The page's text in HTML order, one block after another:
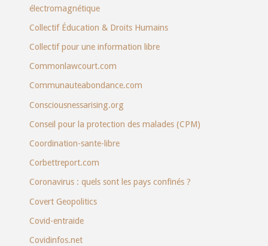
électromagnétique
Collectif Éducation & Droits Humains
Collectif pour une information libre
Commonlawcourt.com
Communauteabondance.com
Consciousnessarising.org
Conseil pour la protection des malades (CPM)
Coordination-sante-libre
Corbettreport.com
Coronavirus : quels sont les pays confinés ?
Covert Geopolitics
Covid-entraide
Covidinfos.net